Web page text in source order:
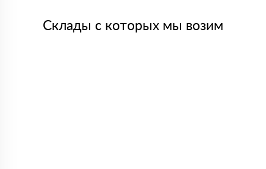
Склады с которых мы возим